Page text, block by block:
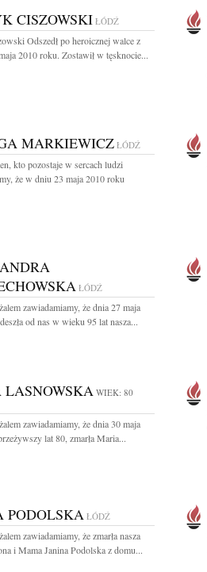
CISZOWSKIŁÓDŹ
Odszedł po heroicznej walce z
2010 roku. Zostawił w tęsknocie...
MARKIEWICZŁÓDŹ
kto pozostaje w sercach ludzi
że w dniu 23 maja 2010 roku
ŁÓDŹ
zawiadamiamy, że dnia 27 maja
od nas w wieku 95 lat nasza...
WIEK: 80
zawiadamiamy, że dnia 30 maja
lat 80, zmarła Maria...
PODOLSKA ŁÓDŹ
zawiadamiamy, że zmarła nasza
i Mama Janina Podolska z domu...